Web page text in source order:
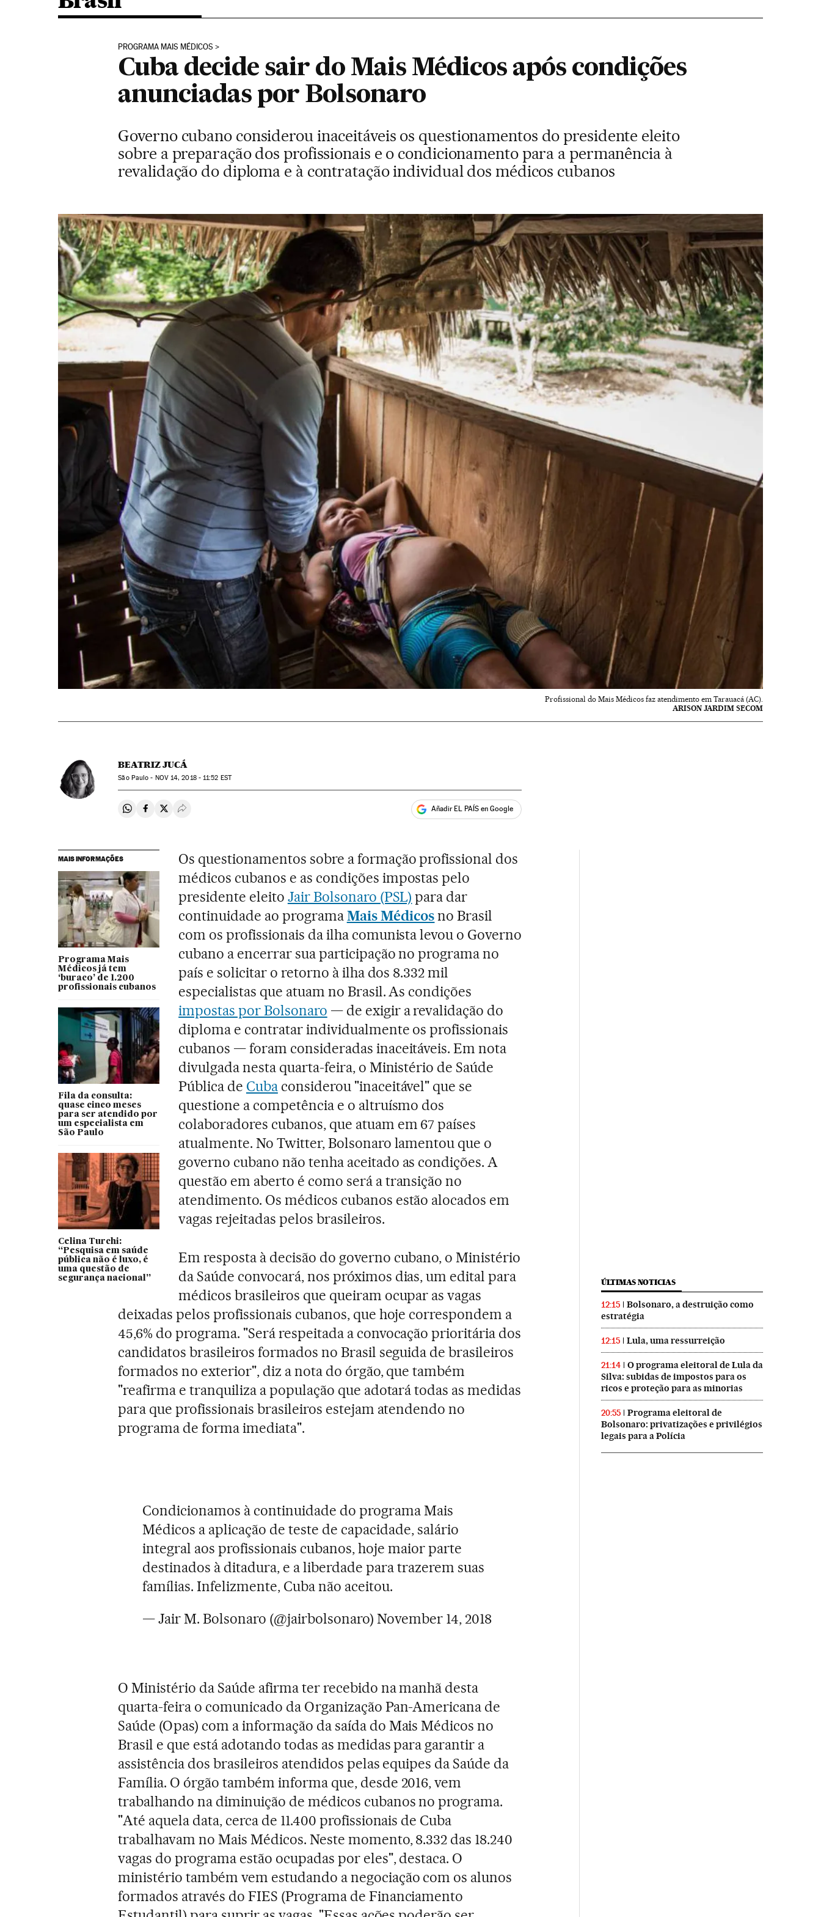
PROGRAMA MAIS MÉDICOS
Cuba decide sair do Mais Médicos após condições
anunciadas por Bolsonaro
Governo cubano considerou inaceitáveis os questionamentos do presidente eleito
sobre a preparação dos profissionais e o condicionamento para a permanência à
revalidação do diploma e à contratação individual dos médicos cubanos
Profissional do Mais Médicos faz atendimento em Tarauacá (AC).
ARISON JARDIM SECOM
BEATRIZ JUCÁ
São Paulo - NOV14, 2018 - 11:52 EST
Compartir en Whatsapp
Compartir en Facebook
Compartir en Twitter
Desplegar Redes Sociales Añadir EL PAÍS en Google
MAIS INFORMAÇÕES
Programa Mais
Médicos já tem
‘buraco’ de 1.200
profissionais cubanos
Fila da consulta:
quase cinco meses
para ser atendido por
um especialista em
São Paulo
Celina Turchi:
“Pesquisa em saúde
pública não é luxo, é
uma questão de
segurança nacional”
Os questionamentos sobre a formação profissional dos
médicos cubanos e as condições impostas pelo
presidente eleito Jair Bolsonaro (PSL) para dar
continuidade ao programaMais Médicosno Brasil
com os profissionais da ilha comunista levou o Governo
cubano a encerrar sua participação no programa no
país e solicitar o retorno à ilha dos 8.332 mil
especialistas que atuam no Brasil. As condições
impostas por Bolsonaro — de exigir a revalidação do
diploma e contratar individualmente os profissionais
cubanos — foram consideradas inaceitáveis. Em nota
divulgada nesta quarta-feira, o Ministério de Saúde
Pública de Cubaconsiderou "inaceitável" que se
questione a competência e o altruísmo dos
colaboradores cubanos, que atuam em 67 países
atualmente. No Twitter, Bolsonaro lamentou que o
governo cubano não tenha aceitado as condições. A
questão em aberto é como será a transição no
atendimento. Os médicos cubanos estão alocados em
vagas rejeitadas pelos brasileiros.
Em resposta à decisão do governo cubano, o Ministério
da Saúde convocará, nos próximos dias, um edital para
médicos brasileiros que queiram ocupar as vagas
deixadas pelos profissionais cubanos, que hoje correspondem a
45,6% do programa. "Será respeitada a convocação prioritária dos
candidatos brasileiros formados no Brasil seguida de brasileiros
formados no exterior", diz a nota do órgão, que também
"reafirma e tranquiliza a população que adotará todas as medidas
para que profissionais brasileiros estejam atendendo no
programa de forma imediata".
Condicionamos à continuidade do programa Mais
Médicos a aplicação de teste de capacidade, salário
integral aos profissionais cubanos, hoje maior parte
destinados à ditadura, e a liberdade para trazerem suas
famílias. Infelizmente, Cuba não aceitou.
— Jair M. Bolsonaro (@jairbolsonaro)November 14, 2018
O Ministério da Saúde afirma ter recebido na manhã desta
quarta-feira o comunicado da Organização Pan-Americana de
Saúde (Opas) com a informação da saída do Mais Médicos no
Brasil e que está adotando todas as medidas para garantir a
assistência dos brasileiros atendidos pelas equipes da Saúde da
Família. O órgão também informa que, desde 2016, vem
trabalhando na diminuição de médicos cubanos no programa.
"Até aquela data, cerca de 11.400 profissionais de Cuba
trabalhavam no Mais Médicos. Neste momento, 8.332 das 18.240
vagas do programa estão ocupadas por eles", destaca. O
ministério também vem estudando a negociação com os alunos
formados através do FIES (Programa de Financiamento
ÚLTIMAS NOTICIAS
12:15
Bolsonaro, a destruição como
estratégia
12:15 Lula, uma ressurreição
21:14
O programa eleitoral de Lula da
Silva: subidas de impostos para os
ricos e proteção para as minorias
20:55
Programa eleitoral de
Bolsonaro: privatizações e privilégios
legais para a Polícia